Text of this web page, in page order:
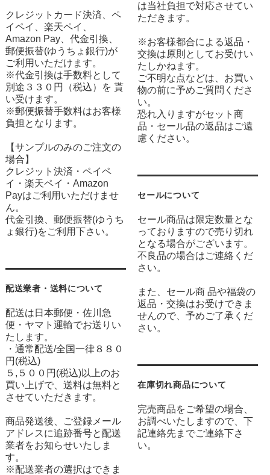
クレジットカード決済、ペ
イペイ、楽天ペイ、
Amazon Pay、代金引換、
郵便振替(ゆうちょ銀行)が
ご利用いただけます。
※代金引換は手数料として
別途３３０円（税込）を 貰
い受けます。
※郵便振替手数料はお客様
負担となります。
【サンプルのみのご注文の
場合】
クレジット決済・ペイペ
イ・楽天ペイ・Amazon
Payはご利用いただけませ
ん。
代金引換、郵便振替(ゆうち
ょ銀行)をご利用下さい。
配送業者・送料について
配送は日本郵便・佐川急
便・ヤマト運輸でお送りい
たします。
・通常配送/全国一律８８０
円(税込)
５,５００円(税込)以上のお
買い上げで、送料は無料と
させていただきます。
商品発送後、ご登録メール
アドレスに追跡番号と配送
業者をお知らせいたしま
す。
※配送業者の選択はできま
は当社負担で対応させてい
ただきます。
※お客様都合による返品・
交換は原則としてお受けい
たしかねます。
ご不明な点などは、お買い
物の前に予めご質問くださ
い。
恐れ入りますがセット商
品・セール品の返品はご遠
慮ください。
セールについて
セール商品は限定数量とな
っておりますので売り切れ
となる場合がございます。
不良品の場合はご連絡くだ
さい。
また、セール商 品や福袋の
返品・交換はお受けできま
せんので、予めご了承くだ
さい。
在庫切れ商品について
完売商品をご希望の場合、
お調べいたしますので、下
記連絡先までご連絡下さ
い。